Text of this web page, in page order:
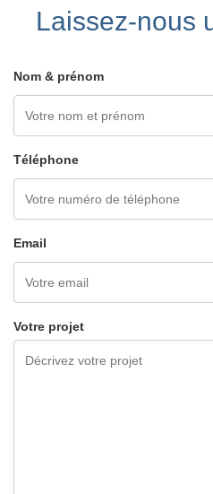
Laissez-nous
Nom & prénom
Téléphone
Email
Votre projet